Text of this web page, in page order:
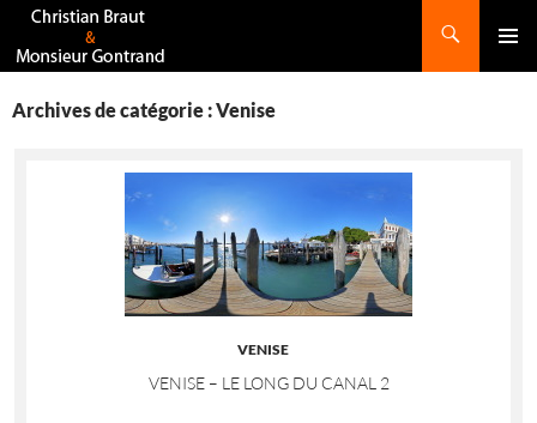
Recherche
AU
Archives de catégorie : Venise
VENISE
VENISE – LE LONG DU CANAL 2